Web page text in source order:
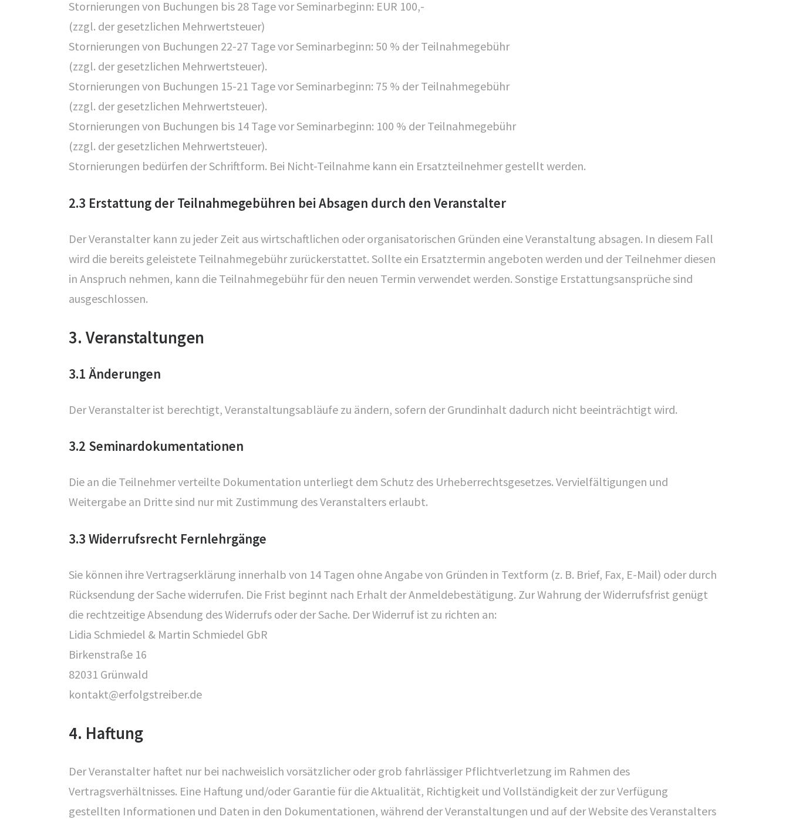
Stornierungen von Buchungen bis 28 Tage vor Seminarbeginn: EUR 100,-
(zzgl. der gesetzlichen Mehrwertsteuer)
Stornierungen von Buchungen 22-27 Tage vor Seminarbeginn: 50 % der Teilnahmegebühr
(zzgl. der gesetzlichen Mehrwertsteuer).
Stornierungen von Buchungen 15-21 Tage vor Seminarbeginn: 75 % der Teilnahmegebühr
(zzgl. der gesetzlichen Mehrwertsteuer).
Stornierungen von Buchungen bis 14 Tage vor Seminarbeginn: 100 % der Teilnahmegebühr
(zzgl. der gesetzlichen Mehrwertsteuer).
Stornierungen bedürfen der Schriftform. Bei Nicht-Teilnahme kann ein Ersatzteilnehmer gestellt werden.
2.3 Erstattung der Teilnahmegebühren bei Absagen durch den Veranstalter
Der Veranstalter kann zu jeder Zeit aus wirtschaftlichen oder organisatorischen Gründen eine Veranstaltung absagen. In diesem Fall
wird die bereits geleistete Teilnahmegebühr zurückerstattet. Sollte ein Ersatztermin angeboten werden und der Teilnehmer diesen
in Anspruch nehmen, kann die Teilnahmegebühr für den neuen Termin verwendet werden. Sonstige Erstattungsansprüche sind
ausgeschlossen.
3. Veranstaltungen
3.1 Änderungen
Der Veranstalter ist berechtigt, Veranstaltungsabläufe zu ändern, sofern der Grundinhalt dadurch nicht beeinträchtigt wird.
3.2 Seminardokumentationen
Die an die Teilnehmer verteilte Dokumentation unterliegt dem Schutz des Urheberrechtsgesetzes. Vervielfältigungen und
Weitergabe an Dritte sind nur mit Zustimmung des Veranstalters erlaubt.
3.3 Widerrufsrecht Fernlehrgänge
Sie können ihre Vertragserklärung innerhalb von 14 Tagen ohne Angabe von Gründen in Textform (z. B. Brief, Fax, E-Mail) oder durch
Rücksendung der Sache widerrufen. Die Frist beginnt nach Erhalt der Anmeldebestätigung. Zur Wahrung der Widerrufsfrist genügt
die rechtzeitige Absendung des Widerrufs oder der Sache. Der Widerruf ist zu richten an:
Lidia Schmiedel & Martin Schmiedel GbR
Birkenstraße 16
82031 Grünwald
kontakt@erfolgstreiber.de
4. Haftung
Der Veranstalter haftet nur bei nachweislich vorsätzlicher oder grob fahrlässiger Pflichtverletzung im Rahmen des
Vertragsverhältnisses. Eine Haftung und/oder Garantie für die Aktualität, Richtigkeit und Vollständigkeit der zur Verfügung
gestellten Informationen und Daten in den Dokumentationen, während der Veranstaltungen und auf der Website des Veranstalters
Erfolgstreiber
Birkenstr. 16
82031 Grünwald
Impressum/ Disclaimer
Datenschutz
AGB